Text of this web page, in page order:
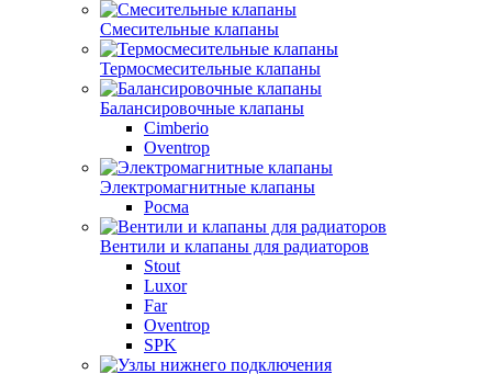
Cмесительные клапаны
Термосмесительные клапаны
Балансировочные клапаны
Cimberio
Oventrop
Электромагнитные клапаны
Росма
Вентили и клапаны для радиаторов
Stout
Luxor
Far
Oventrop
SPK